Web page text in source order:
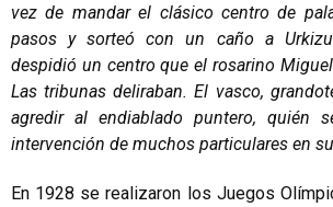
vez de mandar el clásico centro de
pasos y sorteó con un caño a
despidió un centro que el rosarino
Las tribunas deliraban. El vasco,
agredir al endiablado puntero, quién
intervención de muchos particulares en
En 1928 se realizaron los Juegos